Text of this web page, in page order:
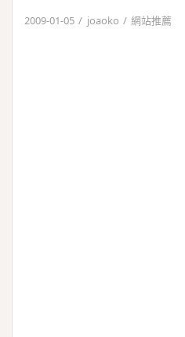
2009-01-05 joaoko
網站推薦